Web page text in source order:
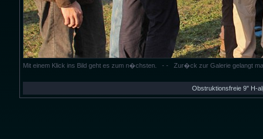
Mit einem Klick ins Bild geht es zum n�chsten. - - Zur�ck zur Galerie gelangt
Obstruktionsfreie 9" H-